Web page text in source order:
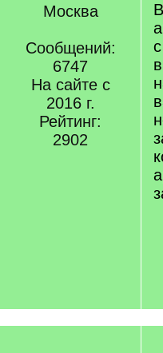
Москва
Сообщений:
6747
На сайте с
2016 г.
Рейтинг:
2902